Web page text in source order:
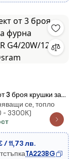
3 броя крушки за
G4/20W/12V
се, топло
- 3300К)
/ 11,73 лв.
TA223BG